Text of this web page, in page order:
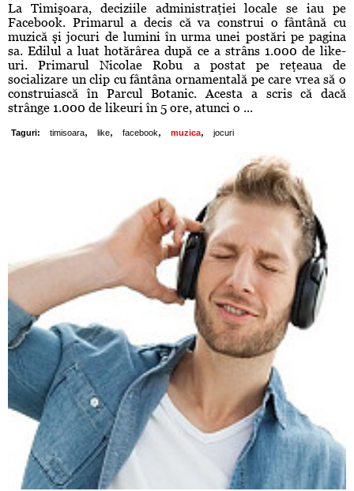
La Timişoara, deciziile administraţiei locale se iau pe
Facebook. Primarul a decis că va construi o fântână cu
muzică şi jocuri de lumini în urma unei postări pe pagina
sa. Edilul a luat hotărârea după ce a strâns 1.000 de like-
uri. Primarul Nicolae Robu a postat pe reţeaua de
socializare un clip cu fântâna ornamentală pe care vrea să o
construiască în Parcul Botanic. Acesta a scris că dacă
strânge 1.000 de likeuri în 5 ore, atunci o ...
Taguri: timisoara, like, facebook, muzica, jocuri